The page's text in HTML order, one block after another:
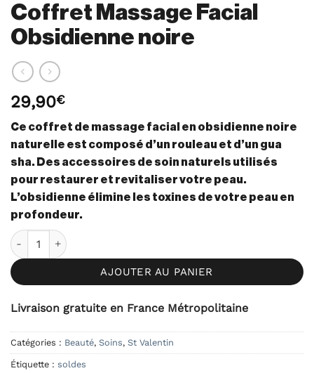
Coffret Massage Facial
Obsidienne noire
29,90€
Ce coffret de massage facial en obsidienne noire
naturelle est composé d’un rouleau et d’un gua
sha. Des accessoires de soin naturels utilisés
pour restaurer et revitaliser votre peau.
L’obsidienne élimine les toxines de votre peau en
profondeur.
quantité de Coffret Massage Facial Obsidienne noire
AJOUTER AU PANIER
Livraison gratuite en France Métropolitaine
Catégories : Beauté, Soins, St Valentin
Étiquette : soldes